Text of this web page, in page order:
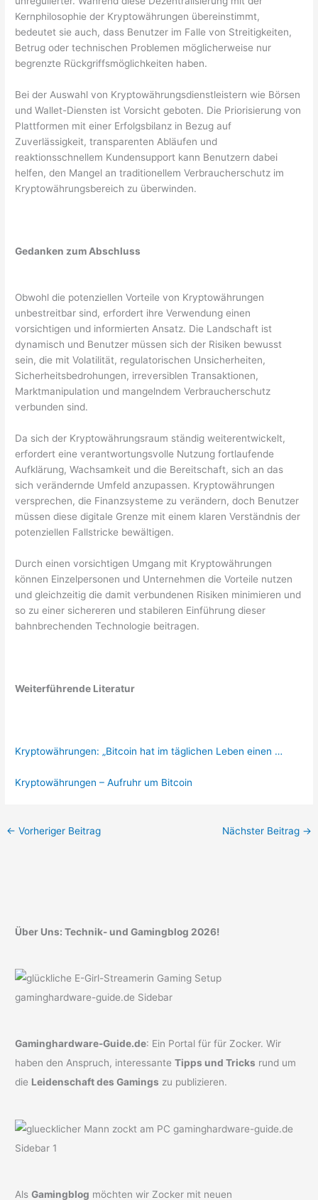
Kernphilosophie der Kryptowährungen übereinstimmt,
bedeutet sie auch, dass Benutzer im Falle von Streitigkeiten,
Betrug oder technischen Problemen möglicherweise nur
begrenzte Rückgriffsmöglichkeiten haben.
Bei der Auswahl von Kryptowährungsdienstleistern wie Börsen
und Wallet-Diensten ist Vorsicht geboten. Die Priorisierung von
Plattformen mit einer Erfolgsbilanz in Bezug auf
Zuverlässigkeit, transparenten Abläufen und
reaktionsschnellem Kundensupport kann Benutzern dabei
helfen, den Mangel an traditionellem Verbraucherschutz im
Kryptowährungsbereich zu überwinden.
Gedanken zum Abschluss
Obwohl die potenziellen Vorteile von Kryptowährungen
unbestreitbar sind, erfordert ihre Verwendung einen
vorsichtigen und informierten Ansatz. Die Landschaft ist
dynamisch und Benutzer müssen sich der Risiken bewusst
sein, die mit Volatilität, regulatorischen Unsicherheiten,
Sicherheitsbedrohungen, irreversiblen Transaktionen,
Marktmanipulation und mangelndem Verbraucherschutz
verbunden sind.
Da sich der Kryptowährungsraum ständig weiterentwickelt,
erfordert eine verantwortungsvolle Nutzung fortlaufende
Aufklärung, Wachsamkeit und die Bereitschaft, sich an das
sich verändernde Umfeld anzupassen. Kryptowährungen
versprechen, die Finanzsysteme zu verändern, doch Benutzer
müssen diese digitale Grenze mit einem klaren Verständnis der
potenziellen Fallstricke bewältigen.
Durch einen vorsichtigen Umgang mit Kryptowährungen
können Einzelpersonen und Unternehmen die Vorteile nutzen
und gleichzeitig die damit verbundenen Risiken minimieren und
so zu einer sichereren und stabileren Einführung dieser
bahnbrechenden Technologie beitragen.
Weiterführende Literatur
Kryptowährungen: „Bitcoin hat im täglichen Leben einen …
Kryptowährungen – Aufruhr um Bitcoin
← Vorheriger Beitrag Nächster Beitrag →
Über Uns: Technik- und Gamingblog 2026!
Gaminghardware-Guide.de: Ein Portal für für Zocker. Wir
haben den Anspruch, interessanteTipps und Tricks rund um
die Leidenschaft des Gamings zu publizieren.
AlsGamingblog möchten wir Zocker mit neuen